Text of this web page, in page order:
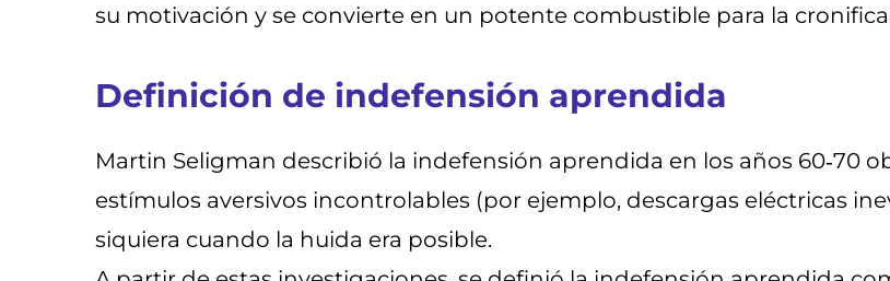
su motivación y se convierte en un potente combustible para la
Definición de indefensión aprendida
Martin Seligman describió la indefensión aprendida en los años 60‑70
estímulos aversivos incontrolables (por ejemplo, descargas eléctricas
siquiera cuando la huida era posible.